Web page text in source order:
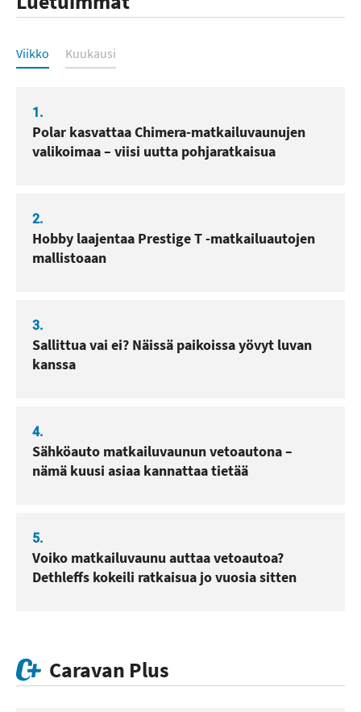
Luetuimmat
Viikko Kuukausi
1.
Polar kasvattaa Chimera-matkailuvaunujen
valikoimaa – viisi uutta pohjaratkaisua
2.
Hobby laajentaa Prestige T -matkailuautojen
mallistoaan
3.
Sallittua vai ei? Näissä paikoissa yövyt luvan
kanssa
4.
Sähköauto matkailuvaunun vetoautona –
nämä kuusi asiaa kannattaa tietää
5.
Voiko matkailuvaunu auttaa vetoautoa?
Dethleffs kokeili ratkaisua jo vuosia sitten
Caravan Plus